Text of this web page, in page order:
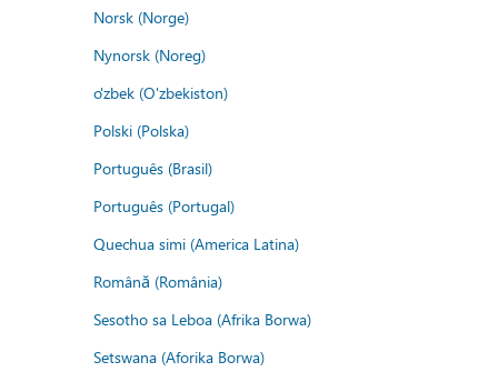
Norsk (Norge)
Nynorsk (Noreg)
o'zbek (O'zbekiston)
Polski (Polska)
Português (Brasil)
Português (Portugal)
Quechua simi (America Latina)
Română (România)
Sesotho sa Leboa (Afrika Borwa)
Setswana (Aforika Borwa)